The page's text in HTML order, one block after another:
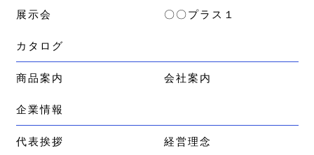
展示会
〇〇プラス１
カタログ
商品案内 会社案内
企業情報
代表挨拶
経営理念